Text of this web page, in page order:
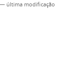
— última modificação